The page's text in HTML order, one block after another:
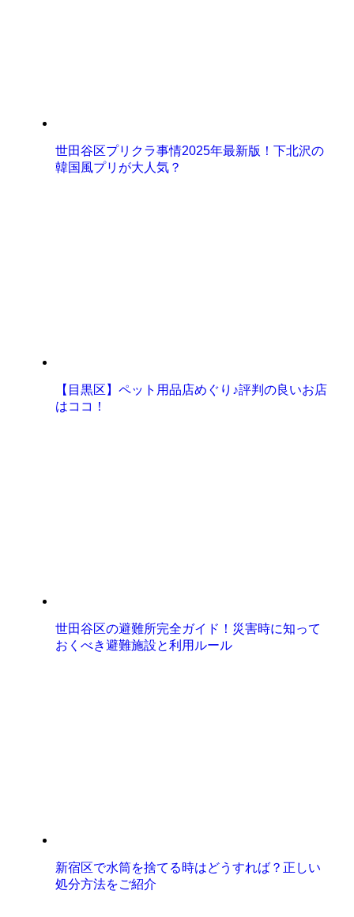
世田谷区プリクラ事情2025年最新版！下北沢の
韓国風プリが大人気？
【目黒区】ペット用品店めぐり♪評判の良いお店
はココ！
世田谷区の避難所完全ガイド！災害時に知って
おくべき避難施設と利用ルール
新宿区で水筒を捨てる時はどうすれば？正しい
処分方法をご紹介